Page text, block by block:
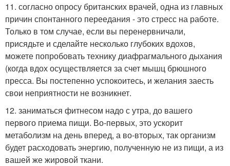
11. согласно опросу британских врачей, одна из главных
причин спонтанного переедания - это стресс на работе.
Только в том случае, если вы перенервничали,
присядьте и сделайте несколько глубоких вдохов,
можете попробовать технику диафрагмального дыхания
(когда вдох осуществляется за счет мышц брюшного
пресса. Вы постепенно успокоитесь, и желания заесть
свои неприятности не возникнет.
12. заниматься фитнесом надо с утра, до вашего
первого приема пищи. Во-первых, это ускорит
метаболизм на день вперед, а во-вторых, так организм
будет расходовать энергию, полученную не из пищи, а из
вашей же жировой ткани.